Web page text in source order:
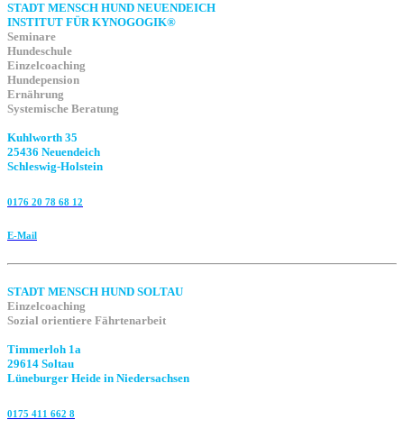
STADT MENSCH HUND NEUENDEICH
INSTITUT FÜR KYNOGOGIK®
Seminare
Hundeschule
Einzelcoaching
Hundepension
Ernährung
Systemische Beratung
Kuhlworth 35
25436 Neuendeich
Schleswig-Holstein
0176 20 78 68 12
E-Mail
STADT MENSCH HUND SOLTAU
Einzelcoaching
Sozial orientiere Fährtenarbeit
Timmerloh 1a
29614 Soltau
Lüneburger Heide in Niedersachsen
0175 411 662 8‬